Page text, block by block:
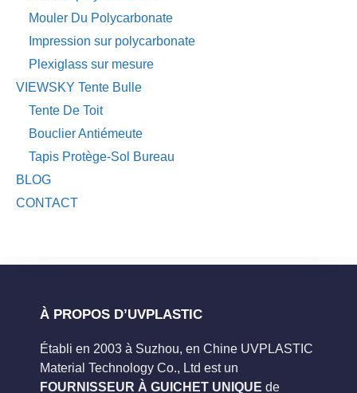
Mouler Du Polycarbonate
Impression sur polycarbonate
Plexiglass sur mesure
VIEWSKY Tente Bulle
Tente De Toit
Bouclier Antiémeute
Tapis Protège-Sol Bureau
BLOG
CONTACT
À PROPOS D’UVPLASTIC
Établi en 2003 à Suzhou, en Chine UVPLASTIC
Material Technology Co., Ltd est un
FOURNISSEUR À GUICHET UNIQUE de